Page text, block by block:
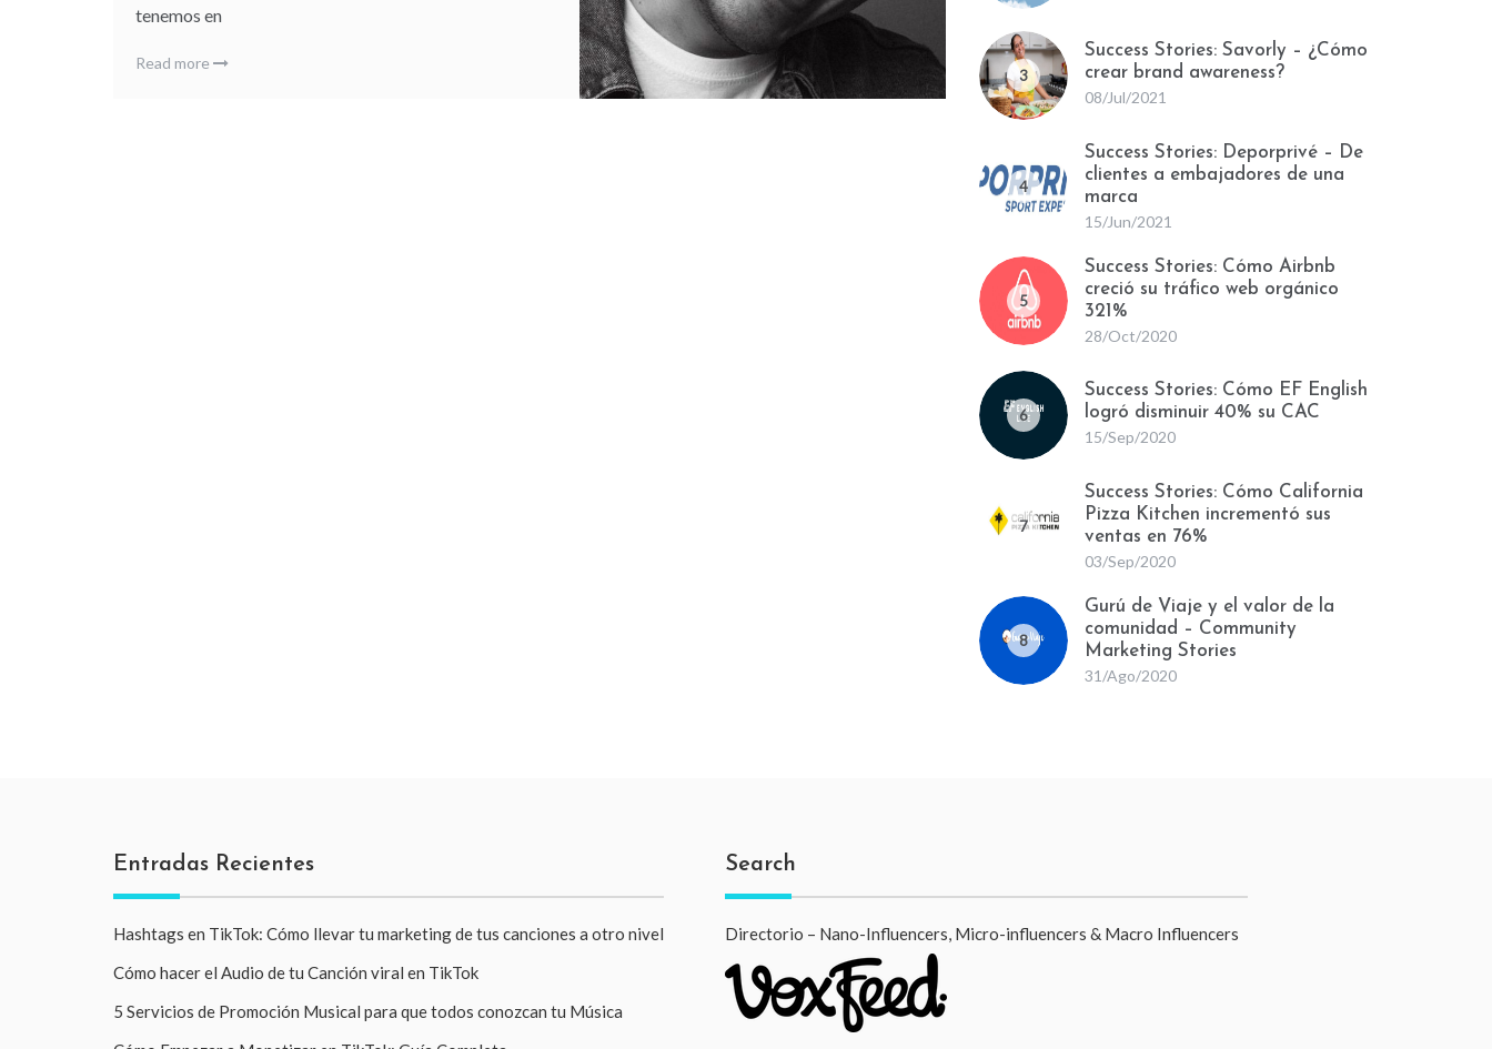
tenemos en
Read more
3
Success Stories: Savorly – ¿Cómo
crear brand awareness?
08/Jul/2021
4
Success Stories: Deporprivé – De
clientes a embajadores de una
marca
15/Jun/2021
5
Success Stories: Cómo Airbnb
creció su tráfico web orgánico
321%
28/Oct/2020
6
Success Stories: Cómo EF English
logró disminuir 40% su CAC
15/Sep/2020
7
Success Stories: Cómo California
Pizza Kitchen incrementó sus
ventas en 76%
03/Sep/2020
8
Gurú de Viaje y el valor de la
comunidad – Community
Marketing Stories
31/Ago/2020
Entradas Recientes
Hashtags en TikTok: Cómo llevar tu marketing de tus canciones a otro nivel
Cómo hacer el Audio de tu Canción viral en TikTok
5 Servicios de Promoción Musical para que todos conozcan tu Música
Search
Directorio – Nano-Influencers, Micro-influencers & Macro Influencers